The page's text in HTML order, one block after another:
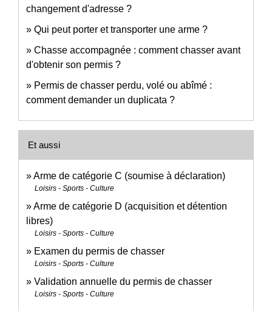
changement d'adresse ?
Qui peut porter et transporter une arme ?
Chasse accompagnée : comment chasser avant
d'obtenir son permis ?
Permis de chasser perdu, volé ou abîmé :
comment demander un duplicata ?
Et aussi
Arme de catégorie C (soumise à déclaration)
Loisirs - Sports - Culture
Arme de catégorie D (acquisition et détention
libres)
Loisirs - Sports - Culture
Examen du permis de chasser
Loisirs - Sports - Culture
Validation annuelle du permis de chasser
Loisirs - Sports - Culture